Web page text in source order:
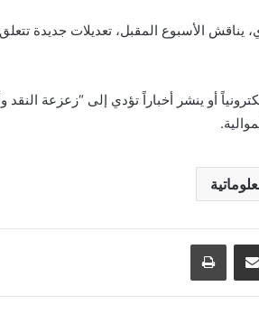
يناقش الأسبوع المقبل، تعديلات جديدة